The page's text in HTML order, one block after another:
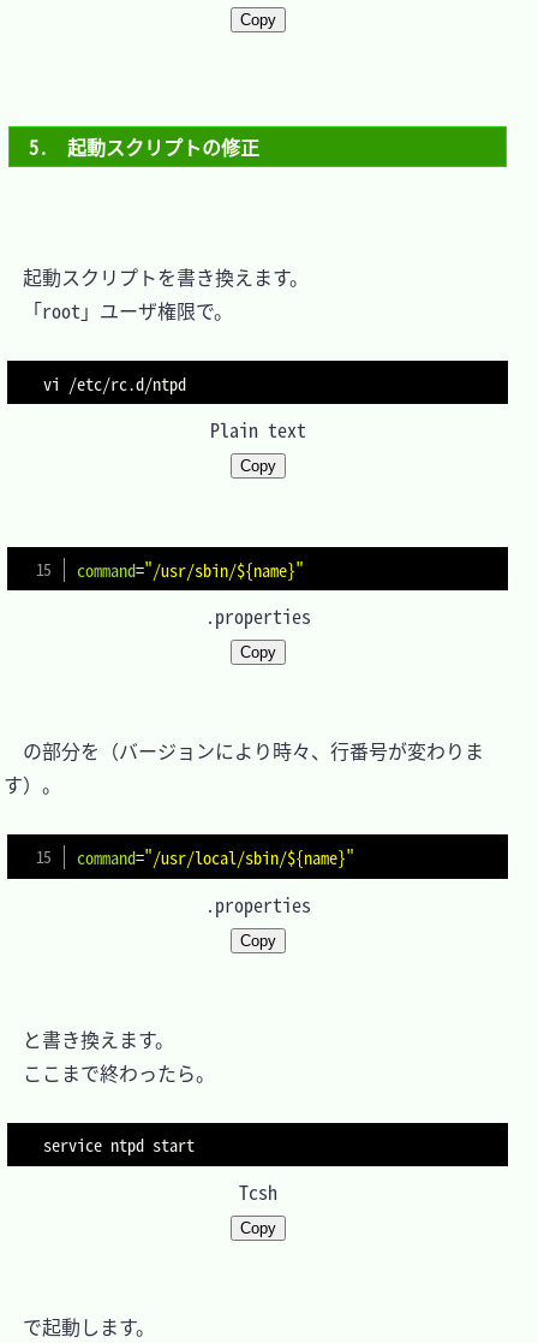
Copy
5.　起動スクリプトの修正
起動スクリプトを書き換えます。
「root」ユーザ権限で。
vi /etc/rc.d/ntpd
Plain text
Copy
command="/usr/sbin/${name}"
.properties
Copy
の部分を（バージョンにより時々、行番号が変わりま
す）。
command="/usr/local/sbin/${name}"
.properties
Copy
と書き換えます。
ここまで終わったら。
service ntpd start
Tcsh
Copy
で起動します。